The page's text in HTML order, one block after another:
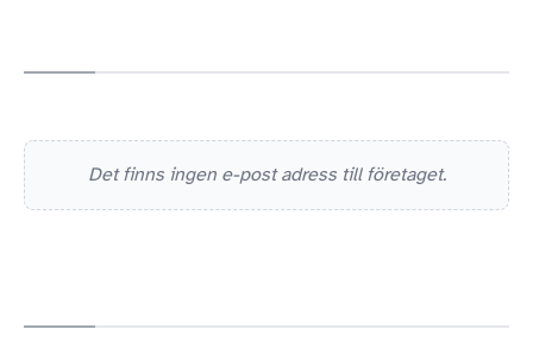
Det finns ingen e-post adress till företaget.